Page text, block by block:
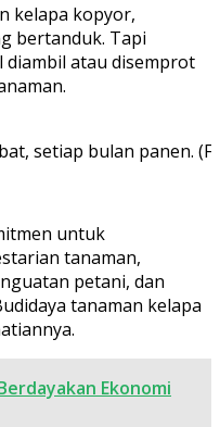
kelapa kopyor,
bertanduk. Tapi
diambil atau disemprot
setiap bulan panen.
untuk
tanaman,
petani, dan
tanaman kelapa
Ekonomi